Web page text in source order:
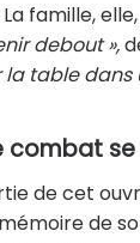
famille,
debout »,
table dans
combat
de cet
de